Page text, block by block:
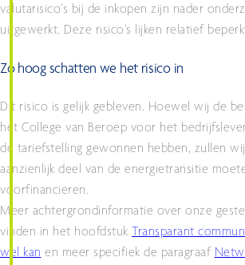
valutarisico’s bij de inkopen zijn nader
uitgewerkt. Deze risico’s lijken relatief
Zo hoog schatten we het risico in
Dit risico is gelijk gebleven. Hoewel wij de
het College van Beroep voor het
de tariefstelling gewonnen hebben, zullen
aanzienlijk deel van de energietransitie
voorfinancieren.
Meer achtergrondinformatie over onze
vinden in het hoofdstuk Transparant
wel kan en meer specifiek de paragraaf